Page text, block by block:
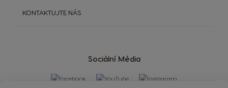
Sociální Média
KONTAKTUJTE NÁS